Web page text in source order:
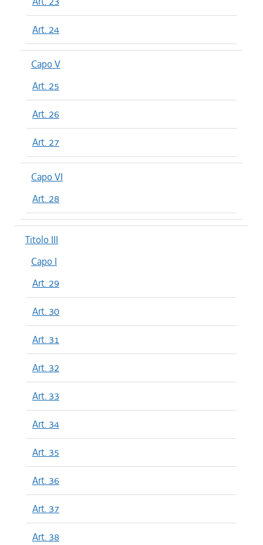
Art. 24
Capo V
Art. 25
Art. 26
Art. 27
Capo VI
Art. 28
Titolo III
Capo I
Art. 29
Art. 30
Art. 31
Art. 32
Art. 33
Art. 34
Art. 35
Art. 36
Art. 37
Art. 38